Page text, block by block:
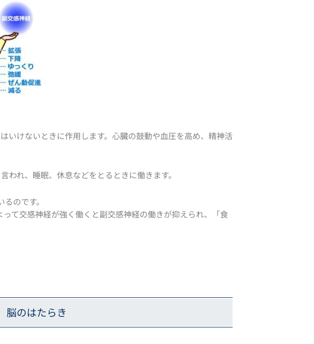
いけないときに作用します。心臓の鼓動や血圧を高め、精神活
れ、睡眠、休息などをとるときに働きます。
のです。
て交感神経が強く働くと副交感神経の働きが抑えられ、「食
脳のはたらき